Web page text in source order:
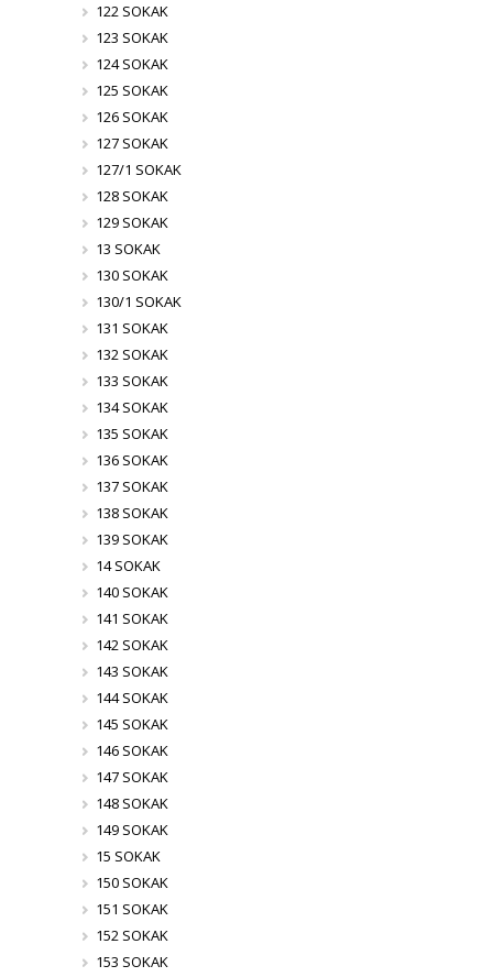
122 SOKAK
123 SOKAK
124 SOKAK
125 SOKAK
126 SOKAK
127 SOKAK
127/1 SOKAK
128 SOKAK
129 SOKAK
13 SOKAK
130 SOKAK
130/1 SOKAK
131 SOKAK
132 SOKAK
133 SOKAK
134 SOKAK
135 SOKAK
136 SOKAK
137 SOKAK
138 SOKAK
139 SOKAK
14 SOKAK
140 SOKAK
141 SOKAK
142 SOKAK
143 SOKAK
144 SOKAK
145 SOKAK
146 SOKAK
147 SOKAK
148 SOKAK
149 SOKAK
15 SOKAK
150 SOKAK
151 SOKAK
152 SOKAK
153 SOKAK